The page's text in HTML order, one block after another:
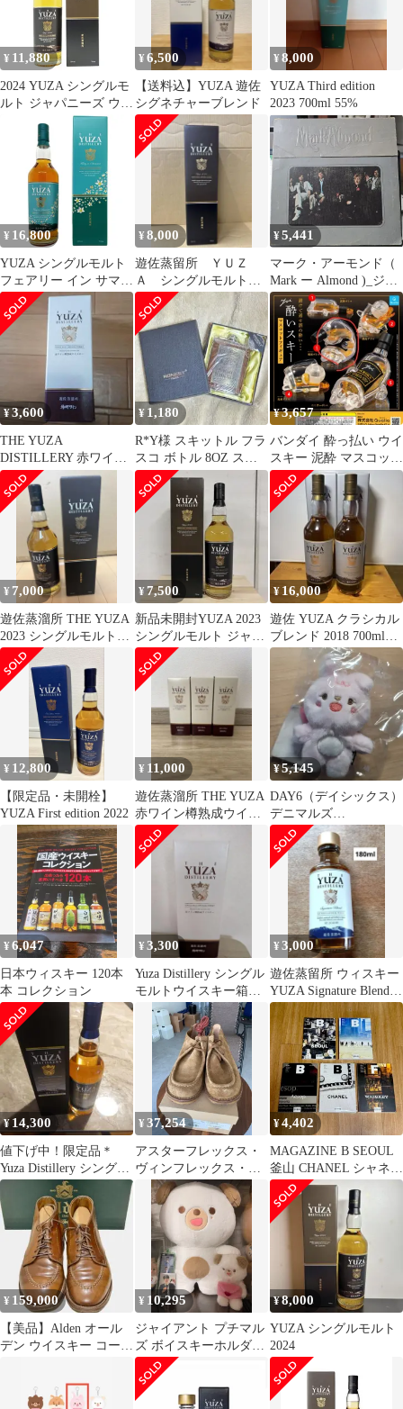
¥ 11,880
2024 YUZA シングルモ
ルト ジャパニーズ ウイ
スキー 遊佐蒸溜所 51度
箱付 700ml
¥6,500
【送料込】YUZA 遊佐
シグネチャーブレンド
¥8,000
YUZA Third edition
2023 700ml 55%
¥ 16,800
YUZA シングルモルト
フェアリー イン サマー
ジャパニーズ ウイスキ
ー 遊佐蒸溜所 55度 箱
付 700ml ウイスキー
^YAYZFSJ0^
¥8,000
遊佐蒸留所 ＹＵＺ
Ａ シングルモルト
2024 700ml 51%
¥5,441
マーク・アーモンド（
Mark ー Almond )_ジャ
ズ ロックバンド LP （
US ）
¥3,600
THE YUZA
DISTILLERY 赤ワイン
樽熟成ウイスキー180ml
¥ 1,180
R*Y様 スキットル フラ
スコ ボトル 8OZ ステ
ンレス製 ウイスキー
220
¥3,657
バンダイ 酔っ払い ウイ
スキー 泥酔 マスコット
フィギュア
¥ 7,000
遊佐蒸溜所 THE YUZA
2023 シングルモルトウ
イスキー
¥7,500
新品未開封YUZA 2023
シングルモルト ジャパ
ニーズウイスキー
700ml
¥ 16,000
遊佐 YUZA クラシカル
ブレンド 2018 700ml
48％ 限定品 ２本
¥ 12,800
【限定品・未開栓】
YUZA First edition 2022
¥ 11,000
遊佐蒸溜所 THE YUZA
赤ワイン樽熟成ウイス
キー 3本セット
¥5,145
DAY6（デイシックス）
デニマルズ
(DENIMALZ) ウォンピ
ル(WONPIL)
¥6,047
日本ウィスキー 120本
本 コレクション
¥3,300
Yuza Distillery シングル
モルトウイスキー箱入
¥3,000
遊佐蒸留所 ウィスキー
YUZA Signature Blend
180ml
¥ 14,300
値下げ中！限定品＊
Yuza Distillery シングル
モル トウイスキー
¥37,254
アスターフレックス・
ヴィンフレックス・ウ
イスキー 43
¥4,402
MAGAZINE B SEOUL
釜山 CHANEL シャネル
Aesop イソップ
MAGAZINE F Whiskey
MAGAZINE B まとめ
¥ 159,000
【美品】Alden オール
デン ウイスキー コード
¥ 10,295
ジャイアント プチマル
ズ ボイスキーホルダー
セット
¥8,000
YUZA シングルモルト
2024